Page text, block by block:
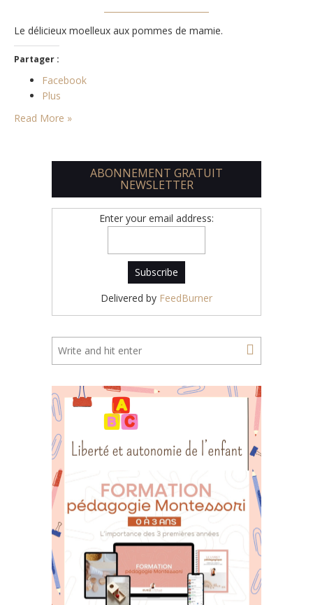
Le délicieux moelleux aux pommes de mamie.
Partager :
Facebook
Plus
Read More »
ABONNEMENT GRATUIT
NEWSLETTER
Enter your email address:
Delivered by FeedBurner